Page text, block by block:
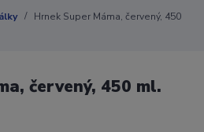
Hrnek Super Máma, červený, 450
červený, 450 ml.